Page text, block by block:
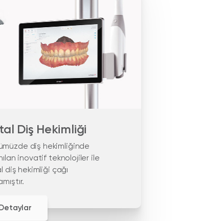
Diş Hekimliği
diş hekimliğinde
inovatif teknolojiler ile
diş hekimliği çağı
Detaylar